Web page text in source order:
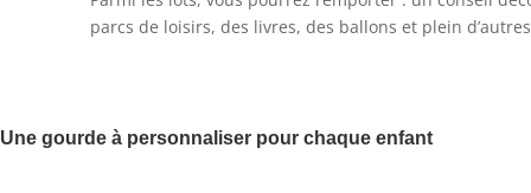
parcs de loisirs, des livres, des ballons et plein
Une gourde à personnaliser pour chaque enfant